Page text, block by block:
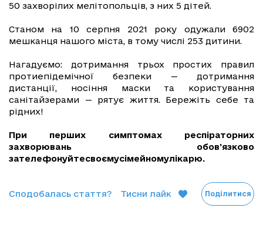
50 захворілих мелітопольців, з них 5 дітей.
Станом на 10 серпня 2021 року одужали 6902
мешканця нашого міста, в тому числі 253 дитини.
Нагадуємо: дотримання трьох простих правил
протиепідемічної безпеки — дотримання
дистанції, носіння маски та користування
санітайзерами — рятує життя. Бережіть себе та
рідних!
При перших симптомах респіраторних
захворювань обов’язково
зателефонуйтесвоємусімейномулікарю.
Сподобалась стаття? Тисни лайк Поділитися